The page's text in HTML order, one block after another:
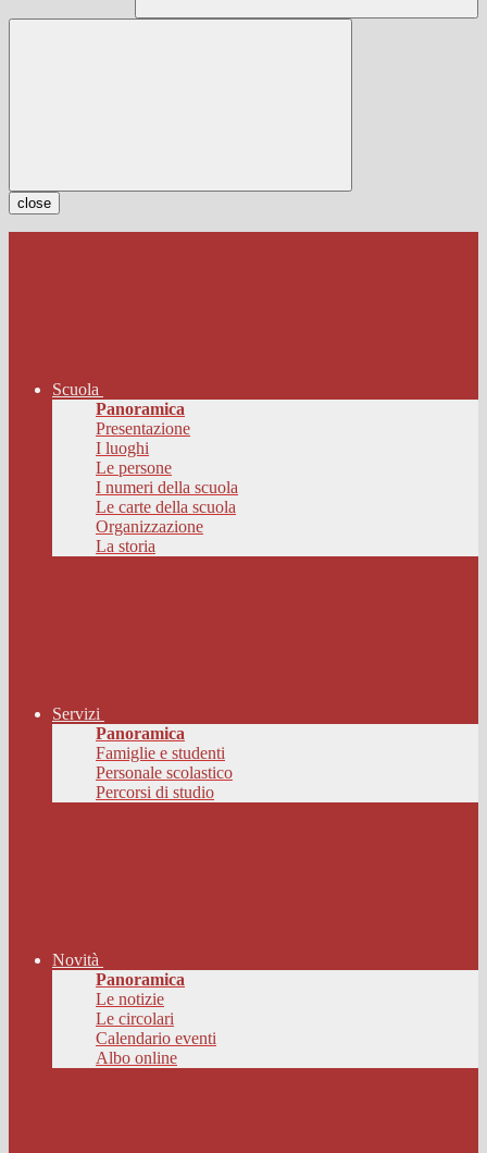
close
Scuola
Panoramica
Presentazione
I luoghi
Le persone
I numeri della scuola
Le carte della scuola
Organizzazione
La storia
Servizi
Panoramica
Famiglie e studenti
Personale scolastico
Percorsi di studio
Novità
Panoramica
Le notizie
Le circolari
Calendario eventi
Albo online